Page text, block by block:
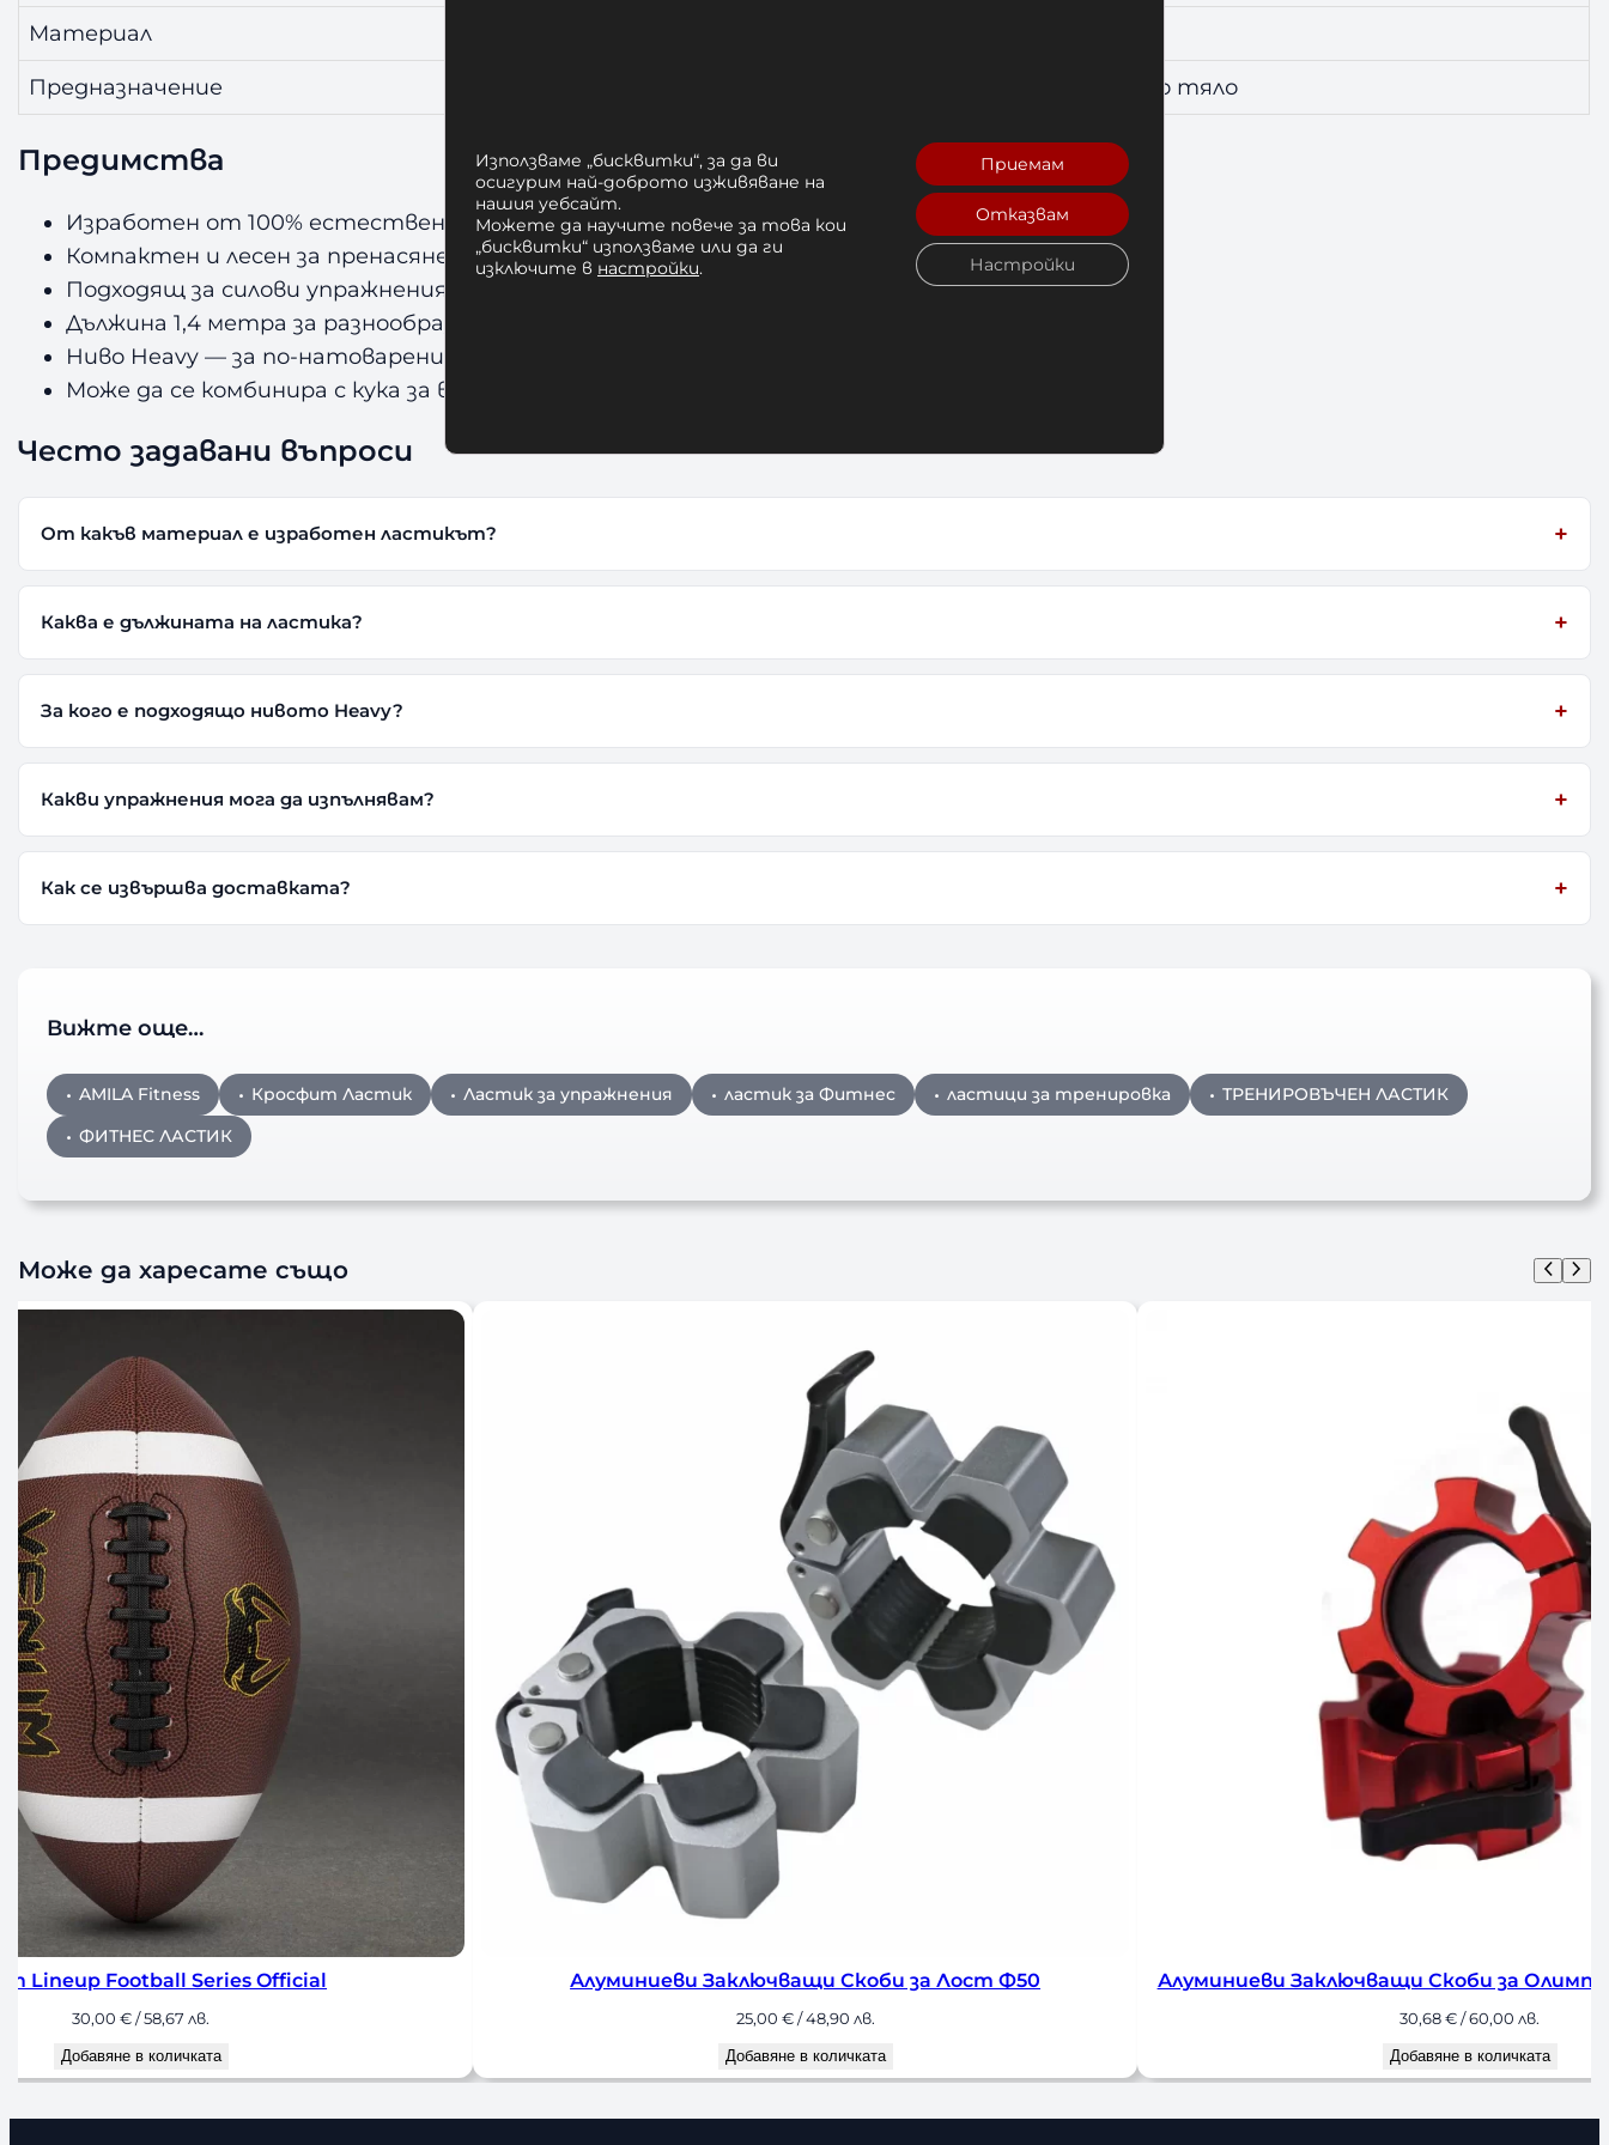
Материал
Предназначение Силови упражнения, рехабилитация, тренировка на цялото тяло
Предимства
Изработен от 100% естествен латекс с висока издръжливост
Компактен и лесен за пренасяне — тренирайте навсякъде
Подходящ за силови упражнения и рехабилитация
Дължина 1,4 метра за разнообразни упражнения
Ниво Heavy — за по-натоварени тренировки
Може да се комбинира с кука за врата AMILA (код 88174)
Често задавани въпроси
От какъв материал е изработен ластикът?
Каква е дължината на ластика?
За кого е подходящо нивото Heavy?
Какви упражнения мога да изпълнявам?
Как се извършва доставката?
Вижте още…
AMILA Fitness Кросфит Ластик Ластик за упражнения ластик за Фитнес ластици за тренировка
ТРЕНИРОВЪЧЕН ЛАСТИК
ФИТНЕС ЛАСТИК
Може да харесате също
Football Series Official
/ 58,67 лв.
Добавяне в количката
Алуминиеви Заключващи Скоби за Лост Ф50
/ 48,90 лв.
Добавяне в количката
Алуминиеви Заключващи Скоби за Олимпийски
/ 60,00 лв.
Добавяне в количката
Използваме „бисквитки“, за да ви
осигурим най-доброто изживяване на
нашия уебсайт.
Можете да научите повече за това кои
„бисквитки“ използваме или да ги
изключите в настройки.
Приемам
Отказвам
Настройки